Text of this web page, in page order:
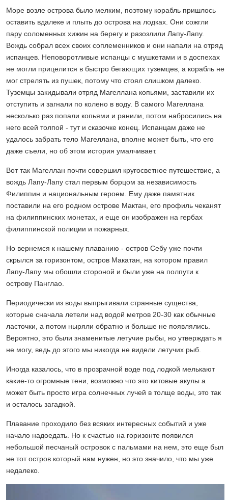
Море возле острова было мелким, поэтому корабль пришлось
оставить вдалеке и плыть до острова на лодках. Они сожгли
пару соломенных хижин на берегу и разозлили Лапу-Лапу.
Вождь собрал всех своих соплеменников и они напали на отряд
испанцев. Неповоротливые испанцы с мушкетами и в доспехах
не могли прицелится в быстро бегающих туземцев, а корабль не
мог стрелять из пушек, потому что стоял слишком далеко.
Туземцы закидывали отряд Магеллана копьями, заставили их
отступить и загнали по колено в воду. В самого Магеллана
несколько раз попали копьями и ранили, потом набросились на
него всей толпой - тут и сказочке конец. Испанцам даже не
удалось забрать тело Магеллана, вполне может быть, что его
даже съели, но об этом история умалчивает.
Вот так Магеллан почти совершил кругосветное путешествие, а
вождь Лапу-Лапу стал первым борцом за независимость
Филиппин и национальным героем. Ему даже памятник
поставили на его родном острове Мактан, его профиль чеканят
на филиппинских монетах, и еще он изображен на гербах
филиппинской полиции и пожарных.
Но вернемся к нашему плаванию - остров Себу уже почти
скрылся за горизонтом, остров Макатан, на котором правил
Лапу-Лапу мы обошли стороной и были уже на полпути к
острову Панглао.
Периодически из воды выпрыгивали странные существа,
которые сначала летели над водой метров 20-30 как обычные
ласточки, а потом ныряли обратно и больше не появлялись.
Вероятно, это были знаменитые летучие рыбы, но утверждать я
не могу, ведь до этого мы никогда не видели летучих рыб.
Иногда казалось, что в прозрачной воде под лодкой мелькают
какие-то огромные тени, возможно что это китовые акулы а
может быть просто игра солнечных лучей в толще воды, это так
и осталось загадкой.
Плавание проходило без всяких интересных событий и уже
начало надоедать. Но к счастью на горизонте появился
небольшой песчаный островок с пальмами на нем, это еще был
не тот остров который нам нужен, но это значило, что мы уже
недалеко.